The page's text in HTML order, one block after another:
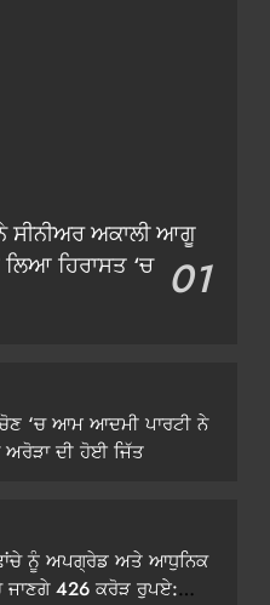
ਸੀਨੀਅਰ ਅਕਾਲੀ ਆਗੂ
ਹਿਰਾਸਤ ‘ਚ 01
‘ਚ ਆਮ ਆਦਮੀ ਪਾਰਟੀ ਨੇ
ਅਰੋੜਾ ਦੀ ਹੋਈ ਜਿੱਤ
ਨੂੰ ਅਪਗ੍ਰੇਡ ਅਤੇ ਆਧੁਨਿਕ
426 ਕਰੋੜ ਰੁਪਏ: